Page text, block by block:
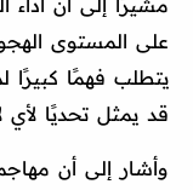
على المستوى
يتطلب فهمًا كبيرًا
قد يمثل تحديًا لأي
وأشار إلى أن